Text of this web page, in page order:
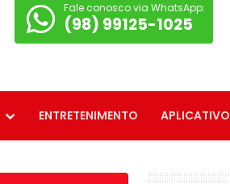
Fale conosco via WhatsApp:
(98) 99125-1025
ENTRETENIMENTO APLICATIVO